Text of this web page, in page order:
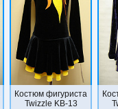
Костюм фигуриста
Twizzle KB-13